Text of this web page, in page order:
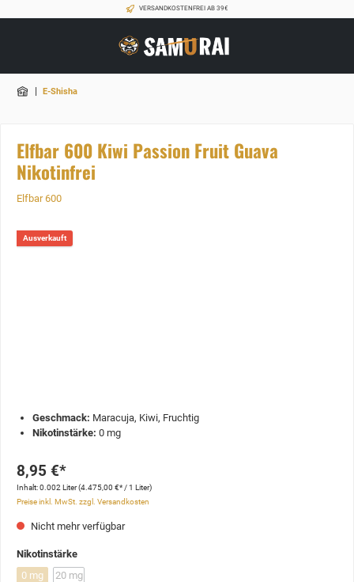
VERSANDKOSTENFREI AB 39€
| E-Shisha
Elfbar 600 Kiwi Passion Fruit Guava
Nikotinfrei
Elfbar 600
Ausverkauft
Geschmack: Maracuja, Kiwi, Fruchtig
Nikotinstärke: 0 mg
8,95 €*
Inhalt:0.002 Liter(4.475,00 €* / 1 Liter)
Preise inkl. MwSt. zzgl. Versandkosten
Nicht mehr verfügbar
Nikotinstärke
0 mg
20 mg